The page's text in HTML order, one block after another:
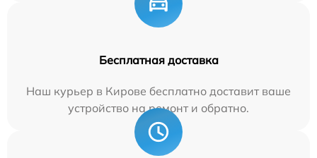
Бесплатная доставка
Наш курьер в Кирове бесплатно доставит ваше
устройство на ремонт и обратно.